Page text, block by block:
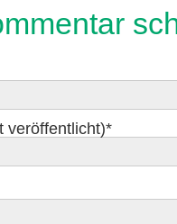
veröffentlicht)*